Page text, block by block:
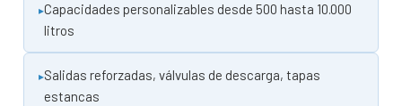
Capacidades personalizables desde 500 hasta 10.000
litros
Salidas reforzadas, válvulas de descarga, tapas
estancas